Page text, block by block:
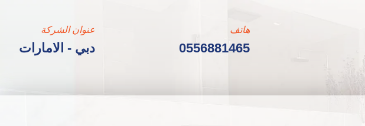
عنوان الشركة
دبي - الامارات
هاتف
0556881465